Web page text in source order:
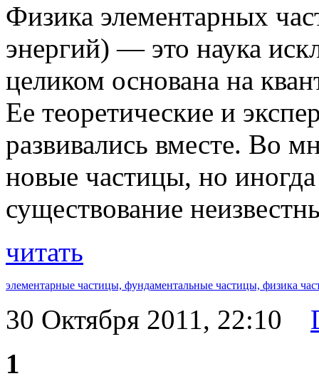
Физика элементарных
энергий) — это наука
целиком основана на
Ее теоретические и
развивались вместе. Во
новые частицы, но
существование
читать
элементарные частицы, фундаментальные частицы, физика
30 Октября 2011, 22:10
1